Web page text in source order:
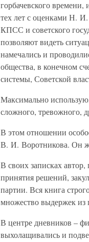
горбачевского
тех лет с оценками Н.
КПСС и советского
позволяют видеть
намечались и
общества, в конечном
системы, Советской
Максимально
сложного, тревожного,
В этом отношении
В. И. Воротникова. Он
В своих записках
принятия решений,
партии. Вся книга
множество выдержек из
В центре дневников –
выхолащивались и